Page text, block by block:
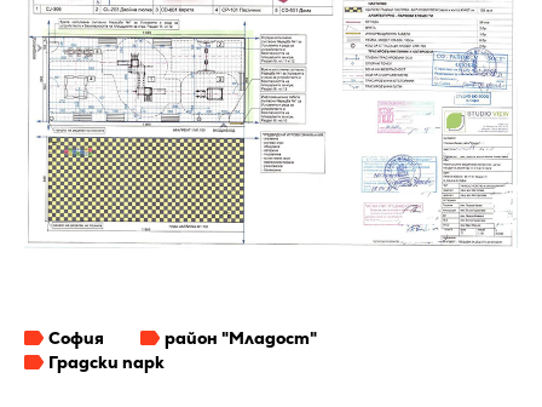
София
район "Младост"
Градски парк